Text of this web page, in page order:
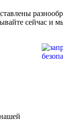
сейчас и